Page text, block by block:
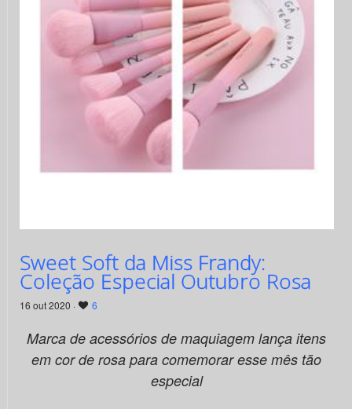
Sweet Soft da Miss Frandy:
Coleção Especial Outubro Rosa
16 out 2020 · 6
Marca de acessórios de maquiagem lança itens
em cor de rosa para comemorar esse mês tão
especial